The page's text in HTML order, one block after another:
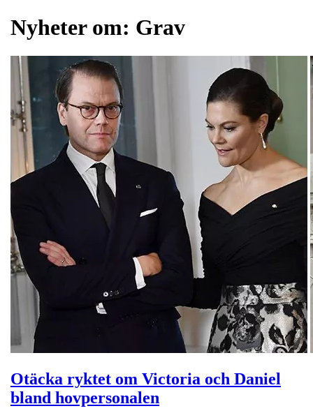
Nyheter om: Grav
Otäcka ryktet om Victoria och Daniel
bland hovpersonalen